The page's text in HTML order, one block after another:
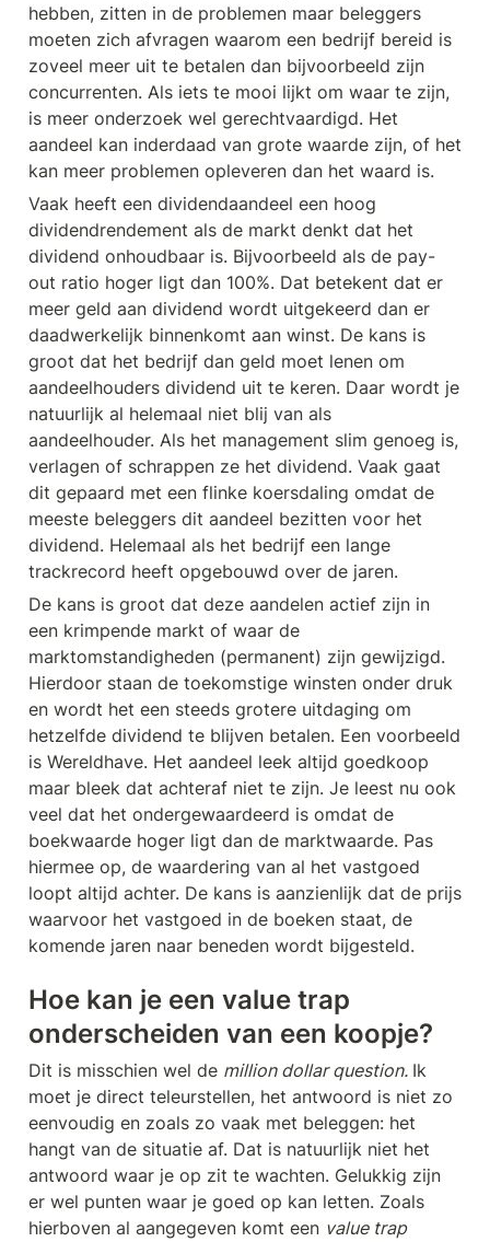
hebben, zitten in de problemen maar beleggers
moeten zich afvragen waarom een bedrijf bereid is
zoveel meer uit te betalen dan bijvoorbeeld zijn
concurrenten. Als iets te mooi lijkt om waar te zijn,
is meer onderzoek wel gerechtvaardigd. Het
aandeel kan inderdaad van grote waarde zijn, of het
kan meer problemen opleveren dan het waard is.
Vaak heeft een dividendaandeel een hoog
dividendrendement als de markt denkt dat het
dividend onhoudbaar is. Bijvoorbeeld als de pay-
out ratio hoger ligt dan 100%. Dat betekent dat er
meer geld aan dividend wordt uitgekeerd dan er
daadwerkelijk binnenkomt aan winst. De kans is
groot dat het bedrijf dan geld moet lenen om
aandeelhouders dividend uit te keren. Daar wordt je
natuurlijk al helemaal niet blij van als
aandeelhouder. Als het management slim genoeg is,
verlagen of schrappen ze het dividend. Vaak gaat
dit gepaard met een flinke koersdaling omdat de
meeste beleggers dit aandeel bezitten voor het
dividend. Helemaal als het bedrijf een lange
trackrecord heeft opgebouwd over de jaren.
De kans is groot dat deze aandelen actief zijn in
een krimpende markt of waar de
marktomstandigheden (permanent) zijn gewijzigd.
Hierdoor staan de toekomstige winsten onder druk
en wordt het een steeds grotere uitdaging om
hetzelfde dividend te blijven betalen. Een voorbeeld
is Wereldhave. Het aandeel leek altijd goedkoop
maar bleek dat achteraf niet te zijn. Je leest nu ook
veel dat het ondergewaardeerd is omdat de
boekwaarde hoger ligt dan de marktwaarde. Pas
hiermee op, de waardering van al het vastgoed
loopt altijd achter. De kans is aanzienlijk dat de prijs
waarvoor het vastgoed in de boeken staat, de
komende jaren naar beneden wordt bijgesteld.
Hoe kan je een value trap
onderscheiden van een koopje?
Dit is misschien wel de million dollar question. Ik
moet je direct teleurstellen, het antwoord is niet zo
eenvoudig en zoals zo vaak met beleggen: het
hangt van de situatie af. Dat is natuurlijk niet het
antwoord waar je op zit te wachten. Gelukkig zijn
er wel punten waar je goed op kan letten. Zoals
hierboven al aangegeven komt een
value trap